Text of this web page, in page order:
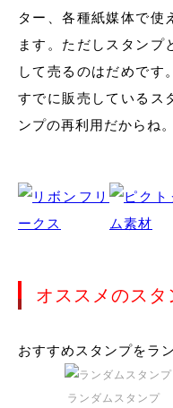
ター、各種紙媒体で使え
ます。ただしスタンプ
して売るのはだめです。
すでに販売しているス
ンプの再利用だからね。
オススメのスタ
おすすめスタンプをラ
ランダムスタンプ